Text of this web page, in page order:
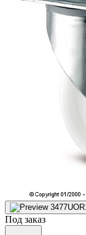
Под заказ